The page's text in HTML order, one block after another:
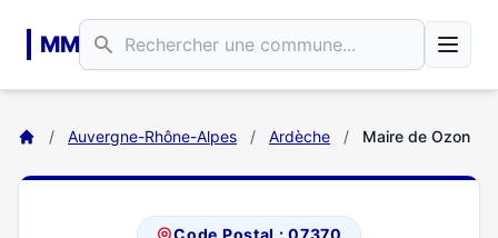
MM
/ Auvergne-Rhône-Alpes / Ardèche / Maire de Ozon
Code Postal : 07370